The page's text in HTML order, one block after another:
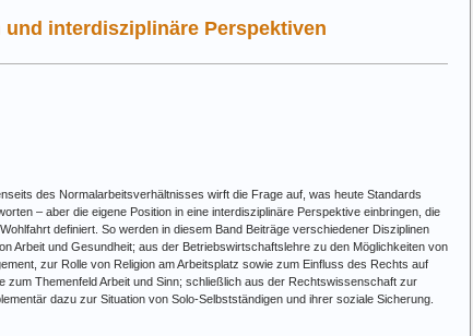
interdisziplinäre Perspektiven
des Normalarbeitsverhältnisses wirft die Frage auf, was heute Standards
– aber die eigene Position in eine interdisziplinäre Perspektive einbringen, die
definiert. So werden in diesem Band Beiträge verschiedener Disziplinen
Arbeit und Gesundheit; aus der Betriebswirtschaftslehre zu den Möglichkeiten von
zur Rolle von Religion am Arbeitsplatz sowie zum Einfluss des Rechts auf
zum Themenfeld Arbeit und Sinn; schließlich aus der Rechtswissenschaft zur
dazu zur Situation von Solo-Selbstständigen und ihrer soziale Sicherung.